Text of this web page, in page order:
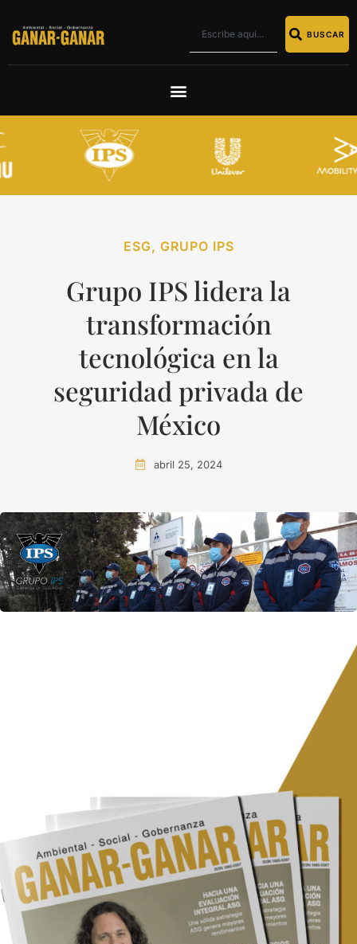
BUSCAR
ESG, GRUPO IPS
Grupo IPS lidera la
transformación
tecnológica en la
seguridad privada de
México
abril 25, 2024